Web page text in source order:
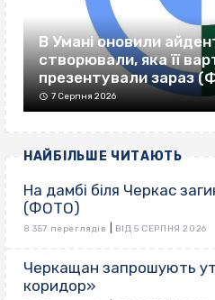
В Умані оновили
створювали, яка її
презентували зараз
7 Серпня 2026
НАЙБІЛЬШЕ ЧИТАЮТЬ
На дамбі біля Черкас
(ФОТО)
8 357 переглядів ВІД 5 СЕРПНЯ 2026
Черкащан запрошують
коридор»